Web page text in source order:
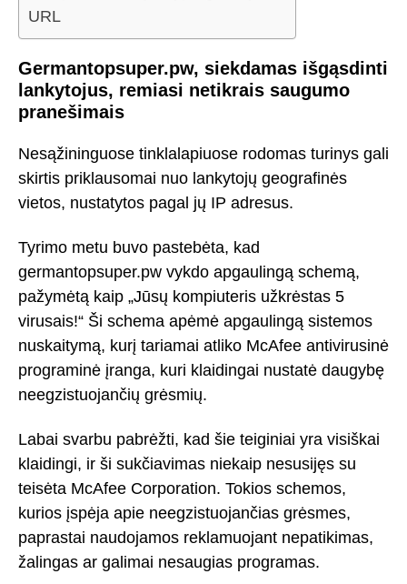
URL
Germantopsuper.pw, siekdamas išgąsdinti
lankytojus, remiasi netikrais saugumo
pranešimais
Nesąžininguose tinklalapiuose rodomas turinys gali
skirtis priklausomai nuo lankytojų geografinės
vietos, nustatytos pagal jų IP adresus.
Tyrimo metu buvo pastebėta, kad
germantopsuper.pw vykdo apgaulingą schemą,
pažymėtą kaip „Jūsų kompiuteris užkrėstas 5
virusais!“ Ši schema apėmė apgaulingą sistemos
nuskaitymą, kurį tariamai atliko McAfee antivirusinė
programinė įranga, kuri klaidingai nustatė daugybę
neegzistuojančių grėsmių.
Labai svarbu pabrėžti, kad šie teiginiai yra visiškai
klaidingi, ir ši sukčiavimas niekaip nesusijęs su
teisėta McAfee Corporation. Tokios schemos,
kurios įspėja apie neegzistuojančias grėsmes,
paprastai naudojamos reklamuojant nepatikimas,
žalingas ar galimai nesaugias programas.